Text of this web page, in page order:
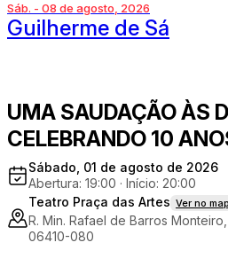
Sáb. - 08 de agosto, 2026
Guilherme de Sá
UMA SAUDAÇÃO ÀS
CELEBRANDO 10
Sábado, 01 de agosto de 2026
Abertura: 19:00 · Início: 20:00
Teatro Praça das Artes Ver no
R. Min. Rafael de Barros
06410-080